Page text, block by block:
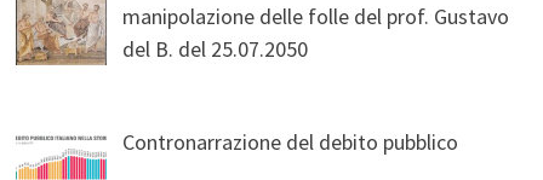
manipolazione delle folle del prof. Gustavo
del B. del 25.07.2050
Contronarrazione del debito pubblico